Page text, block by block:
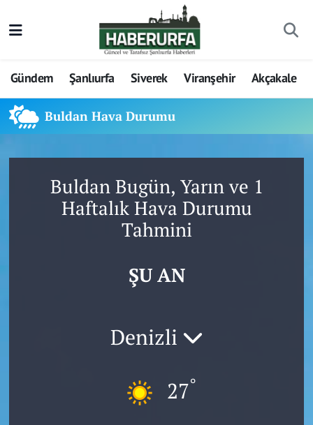
Gündem Şanlıurfa Siverek Viranşehir Akçakale
Buldan Hava Durumu
Buldan Bugün, Yarın ve 1
Haftalık Hava Durumu
Tahmini
ŞU AN
Denizli
27°